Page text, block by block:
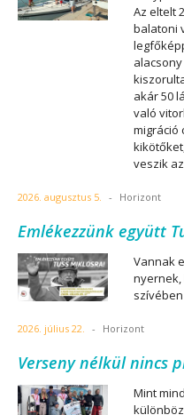
Az eltelt
balatoni
akár 50
való
migráció
veszik
2026. augusztus 5. - Horizont
Emlékezzünk együtt
Vannak
nyernek,
2026. július 22. - Horizont
Verseny nélkül nincs
Mint